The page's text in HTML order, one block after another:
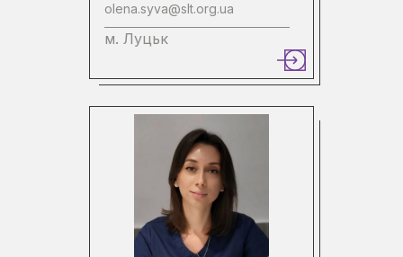
olena.syva@slt.org.ua
м. Луцьк